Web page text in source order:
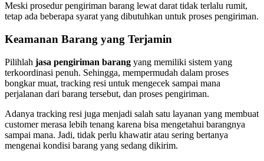
Meski prosedur pengiriman barang lewat darat tidak terlalu rumit,
tetap ada beberapa syarat yang dibutuhkan untuk proses pengiriman.
Keamanan Barang yang Terjamin
Pilihlah jasa pengiriman barang yang memiliki sistem yang
terkoordinasi penuh. Sehingga, mempermudah dalam proses
bongkar muat, tracking resi untuk mengecek sampai mana
perjalanan dari barang tersebut, dan proses pengiriman.
Adanya tracking resi juga menjadi salah satu layanan yang membuat
customer merasa lebih tenang karena bisa mengetahui barangnya
sampai mana. Jadi, tidak perlu khawatir atau sering bertanya
mengenai kondisi barang yang sedang dikirim.